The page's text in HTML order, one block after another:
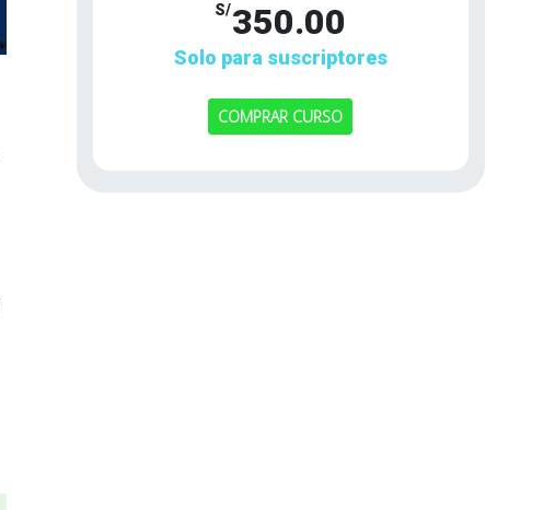
S/
350.00
Solo para suscriptores
COMPRAR CURSO